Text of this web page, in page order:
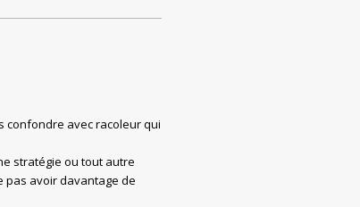
confondre avec racoleur qui
stratégie ou tout autre
pas avoir davantage de